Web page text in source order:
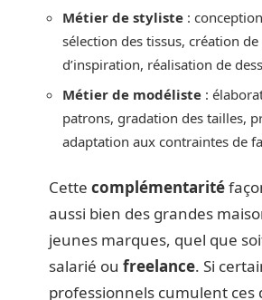
Métier de styliste :
sélection des tissus, création
d’inspiration, réalisation de
Métier de modéliste :
patrons, gradation des tailles,
adaptation aux contraintes de
Cette complémentarité
aussi bien des grandes
jeunes marques, quel que
salarié ou freelance. Si
professionnels cumulent ces